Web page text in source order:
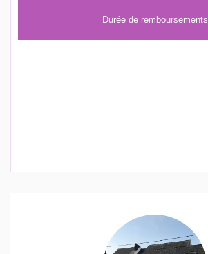
Durée de remboursements